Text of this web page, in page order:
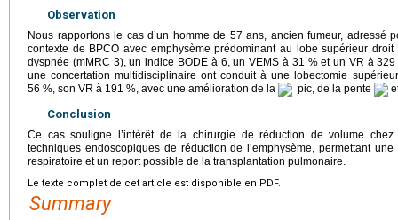
Observation
Nous rapportons le cas d’un homme de 57 ans, ancien fumeur, adressé
contexte de BPCO avec emphysème prédominant au lobe supérieur
dyspnée (mMRC 3), un indice BODE à 6, un VEMS à 31 % et un VR à
une concertation multidisciplinaire ont conduit à une lobectomie
56 %, son VR à 191 %, avec une amélioration de la
pic, de la pente
Conclusion
Ce cas souligne l’intérêt de la chirurgie de réduction de volume
techniques endoscopiques de réduction de l’emphysème, permettant
respiratoire et un report possible de la transplantation pulmonaire.
Le texte complet de cet article est disponible en PDF.
Summary